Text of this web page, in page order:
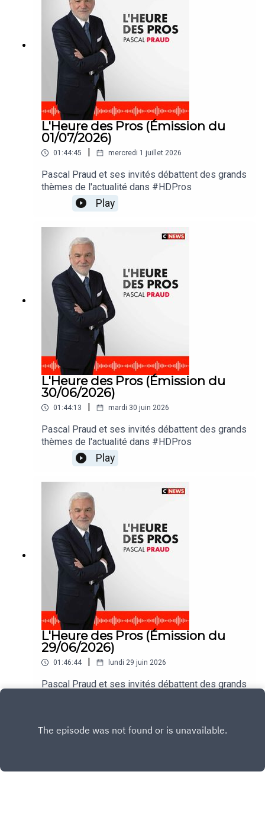
L'Heure des Pros (Émission du
01/07/2026)
01:44:45 mercredi 1 juillet 2026
Pascal Praud et ses invités débattent des grands
thèmes de l'actualité dans #HDPros
Play
L'Heure des Pros (Émission du
30/06/2026)
01:44:13 mardi 30 juin 2026
Pascal Praud et ses invités débattent des grands
thèmes de l'actualité dans #HDPros
Play
L'Heure des Pros (Émission du
29/06/2026)
01:46:44 lundi 29 juin 2026
Pascal Praud et ses invités débattent des grands